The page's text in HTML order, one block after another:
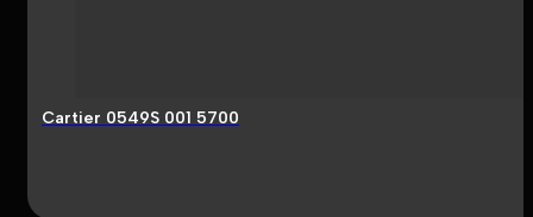
Cartier 0549S 001 5700